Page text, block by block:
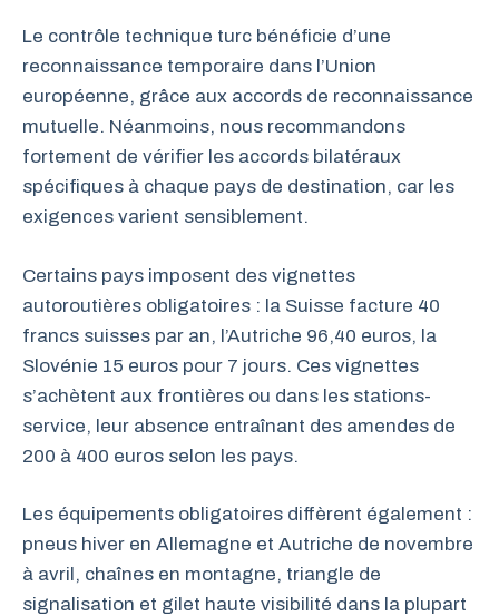
Le contrôle technique turc bénéficie d’une
reconnaissance temporaire dans l’Union
européenne, grâce aux accords de reconnaissance
mutuelle. Néanmoins, nous recommandons
fortement de vérifier les accords bilatéraux
spécifiques à chaque pays de destination, car les
exigences varient sensiblement.
Certains pays imposent des vignettes
autoroutières obligatoires : la Suisse facture 40
francs suisses par an, l’Autriche 96,40 euros, la
Slovénie 15 euros pour 7 jours. Ces vignettes
s’achètent aux frontières ou dans les stations-
service, leur absence entraînant des amendes de
200 à 400 euros selon les pays.
Les équipements obligatoires diffèrent également :
pneus hiver en Allemagne et Autriche de novembre
à avril, chaînes en montagne, triangle de
signalisation et gilet haute visibilité dans la plupart